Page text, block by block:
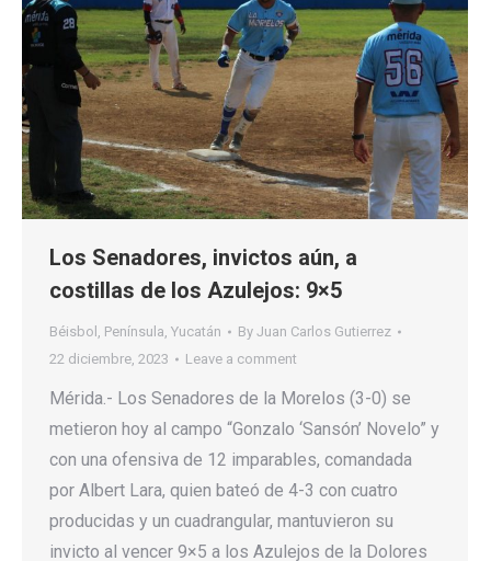
Los Senadores, invictos aún, a
costillas de los Azulejos: 9×5
Béisbol , Península, Yucatán By Juan Carlos Gutierrez
22 diciembre, 2023
Leave a comment
Mérida.- Los Senadores de la Morelos (3-0) se
metieron hoy al campo “Gonzalo ‘Sansón’ Novelo” y
con una ofensiva de 12 imparables, comandada
por Albert Lara, quien bateó de 4-3 con cuatro
producidas y un cuadrangular, mantuvieron su
invicto al vencer 9×5 a los Azulejos de la Dolores